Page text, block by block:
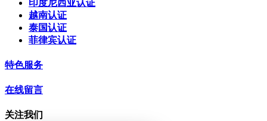
印度尼西亚认证
越南认证
泰国认证
菲律宾认证
特色服务
在线留言
关注我们